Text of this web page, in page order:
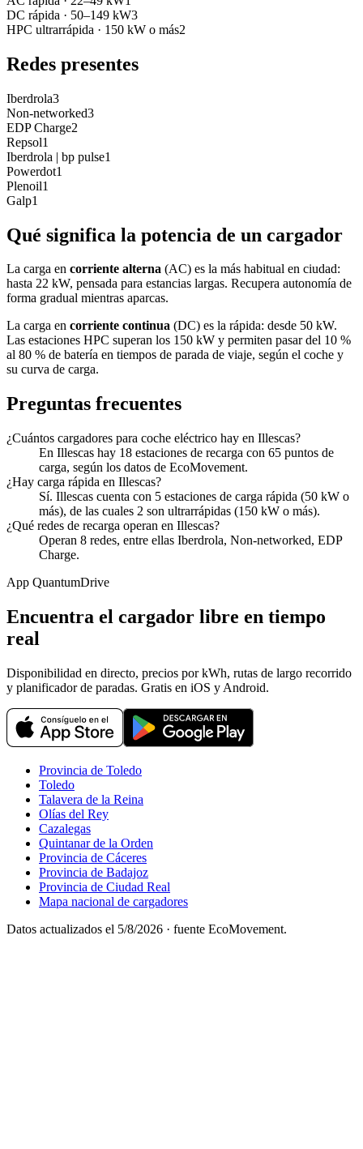
DC rápida · 50–149 kW3
HPC ultrarrápida · 150 kW o más2
Redes presentes
Iberdrola3
Non-networked3
EDP Charge2
Repsol1
Iberdrola | bp pulse1
Powerdot1
Plenoil1
Galp1
Qué significa la potencia de un cargador
La carga en corriente alterna (AC) es la más habitual en ciudad:
hasta 22 kW, pensada para estancias largas. Recupera autonomía de
forma gradual mientras aparcas.
La carga en corriente continua (DC) es la rápida: desde 50 kW.
Las estaciones HPC superan los 150 kW y permiten pasar del 10 %
al 80 % de batería en tiempos de parada de viaje, según el coche y
su curva de carga.
Preguntas frecuentes
¿Cuántos cargadores para coche eléctrico hay en Illescas?
En Illescas hay 18 estaciones de recarga con 65 puntos de
carga, según los datos de EcoMovement.
¿Hay carga rápida en Illescas?
Sí. Illescas cuenta con 5 estaciones de carga rápida (50 kW o
más), de las cuales 2 son ultrarrápidas (150 kW o más).
¿Qué redes de recarga operan en Illescas?
Operan 8 redes, entre ellas Iberdrola, Non-networked, EDP
Charge.
App QuantumDrive
Encuentra el cargador libre en tiempo
real
Disponibilidad en directo, precios por kWh, rutas de largo recorrido
y planificador de paradas. Gratis en iOS y Android.
Provincia de Toledo
Toledo
Talavera de la Reina
Olías del Rey
Cazalegas
Quintanar de la Orden
Provincia de Cáceres
Provincia de Badajoz
Provincia de Ciudad Real
Mapa nacional de cargadores
Datos actualizados el 5/8/2026 · fuente EcoMovement.